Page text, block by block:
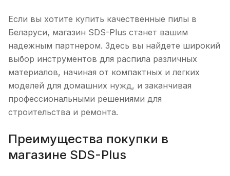
Если вы хотите купить качественные пилы в
Беларуси, магазин SDS-Plus станет вашим
надежным партнером. Здесь вы найдете широкий
выбор инструментов для распила различных
материалов, начиная от компактных и легких
моделей для домашних нужд, и заканчивая
профессиональными решениями для
строительства и ремонта.
Преимущества покупки в
магазине SDS-Plus